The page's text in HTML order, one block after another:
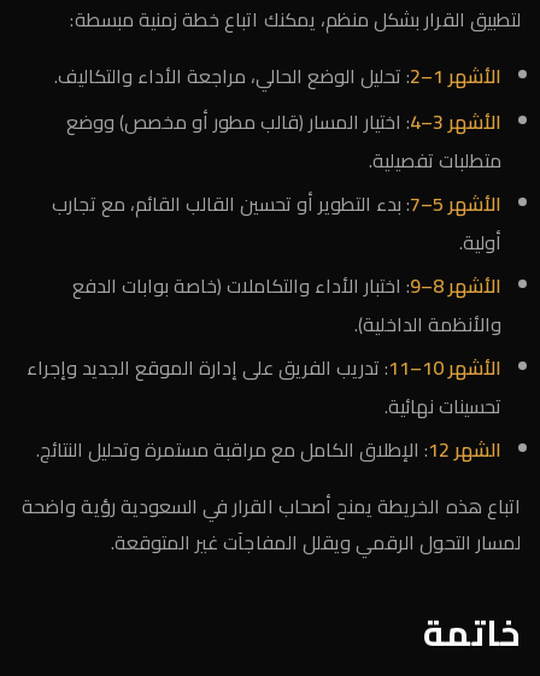
لتطبيق القرار بشكل منظم، يمكنك اتباع خطة زمنية مبسطة:
الأشهر 1–2
: تحليل الوضع الحالي، مراجعة الأداء والتكاليف.
الأشهر 3–4
: اختيار المسار (قالب مطور أو مخصص) ووضع
متطلبات تفصيلية.
الأشهر 5–7
: بدء التطوير أو تحسين القالب القائم، مع تجارب
أولية.
الأشهر 8–9
: اختبار الأداء والتكاملات (خاصة بوابات الدفع
والأنظمة الداخلية).
الأشهر 10–11
: تدريب الفريق على إدارة الموقع الجديد وإجراء
تحسينات نهائية.
الشهر 12
: الإطلاق الكامل مع مراقبة مستمرة وتحليل النتائج.
اتباع هذه الخريطة يمنح أصحاب القرار في السعودية رؤية واضحة
لمسار التحول الرقمي ويقلل المفاجآت غير المتوقعة.
خاتمة